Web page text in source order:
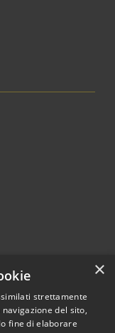
© 2026 • Comune di
×
strettamente
del sito,
fine di elaborare